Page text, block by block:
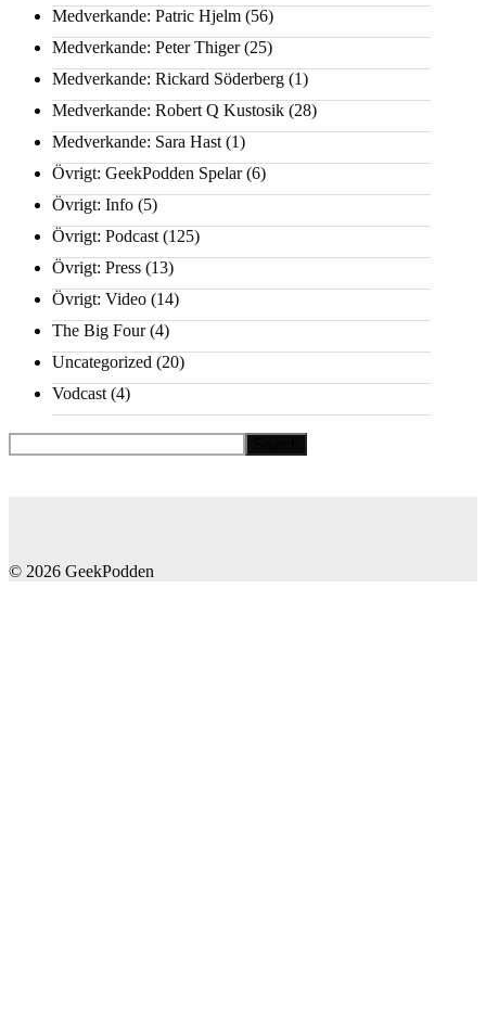
Medverkande: Patric Hjelm (56)
Medverkande: Peter Thiger(25)
Medverkande: Rickard Söderberg (1)
Medverkande: Robert Q Kustosik (28)
Medverkande: Sara Hast (1)
Övrigt: GeekPodden Spelar(6)
Övrigt: Info (5)
Övrigt: Podcast (125)
Övrigt: Press (13)
Övrigt: Video (14)
The Big Four(4)
Uncategorized (20)
Vodcast (4)
© 2026 GeekPodden